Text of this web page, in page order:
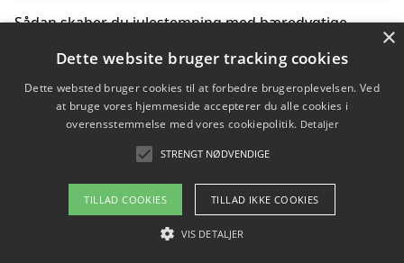
Sådan skaber du julestemning med bæredygtige
Sådan skaber du et bæredygtigt hjem med familien i
Copyright 2026 - Pilanto Aps
Om / kontakt
×
Dette website bruger tracking cookies
Dette websted bruger cookies til at forbedre brugeroplevelsen. Ved
at bruge vores hjemmeside accepterer du alle cookies i
overensstemmelse med vores cookiepolitik. Detaljer
STRENGT NØDVENDIGE
TILLAD COOKIES TILLAD IKKE COOKIES
VIS DETALJER